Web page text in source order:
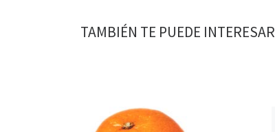
TAMBIÉN TE PUEDE INTERESAR